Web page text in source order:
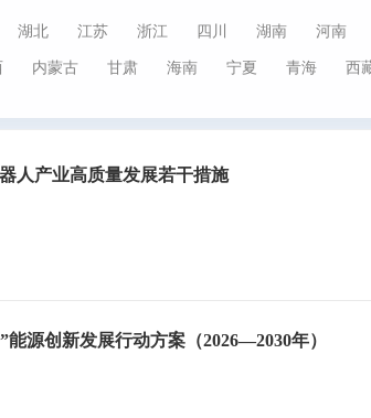
湖北 江苏 浙江 四川 湖南 河南
内蒙古 甘肃 海南 宁夏 青海 西
人产业高质量发展若干措施
源创新发展行动方案（2026—2030年）